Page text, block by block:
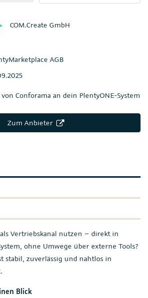
COM.Create GmbH
AGB
Conforama an dein PlentyONE-System
Zum Anbieter
Vertriebskanal nutzen – direkt in
ohne Umwege über externe Tools?
stabil, zuverlässig und nahtlos in
Blick